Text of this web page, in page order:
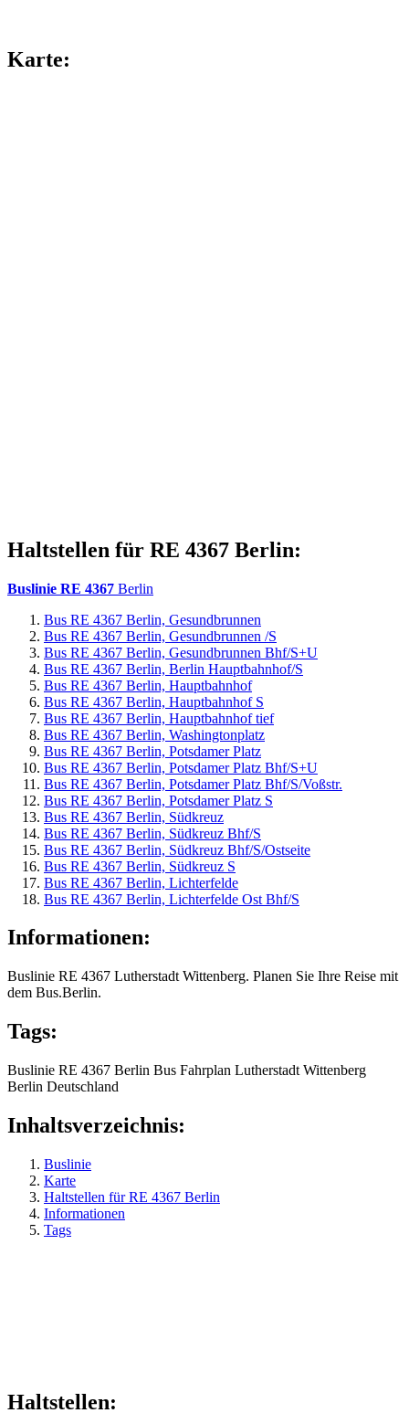
Karte:
Haltstellen für RE 4367 Berlin:
Buslinie RE 4367 Berlin
Bus RE 4367 Berlin, Gesundbrunnen
Bus RE 4367 Berlin, Gesundbrunnen /S
Bus RE 4367 Berlin, Gesundbrunnen Bhf/S+U
Bus RE 4367 Berlin, Berlin Hauptbahnhof/S
Bus RE 4367 Berlin, Hauptbahnhof
Bus RE 4367 Berlin, Hauptbahnhof S
Bus RE 4367 Berlin, Hauptbahnhof tief
Bus RE 4367 Berlin, Washingtonplatz
Bus RE 4367 Berlin, Potsdamer Platz
Bus RE 4367 Berlin, Potsdamer Platz Bhf/S+U
Bus RE 4367 Berlin, Potsdamer Platz Bhf/S/Voßstr.
Bus RE 4367 Berlin, Potsdamer Platz S
Bus RE 4367 Berlin, Südkreuz
Bus RE 4367 Berlin, Südkreuz Bhf/S
Bus RE 4367 Berlin, Südkreuz Bhf/S/Ostseite
Bus RE 4367 Berlin, Südkreuz S
Bus RE 4367 Berlin, Lichterfelde
Bus RE 4367 Berlin, Lichterfelde Ost Bhf/S
Informationen:
Buslinie RE 4367 Lutherstadt Wittenberg. Planen Sie Ihre Reise mit
dem Bus.Berlin.
Tags:
Buslinie RE 4367 Berlin Bus Fahrplan Lutherstadt Wittenberg
Berlin Deutschland
Inhaltsverzeichnis:
Buslinie
Karte
Haltstellen für RE 4367 Berlin
Informationen
Tags
Haltstellen: